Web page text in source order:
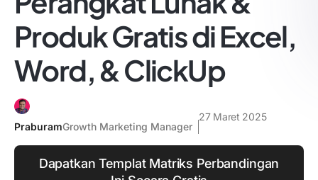
Produk Gratis di Excel,
Word, & ClickUp
PraburamGrowth Marketing Manager
27 Maret 2025
Dapatkan Templat Matriks Perbandingan